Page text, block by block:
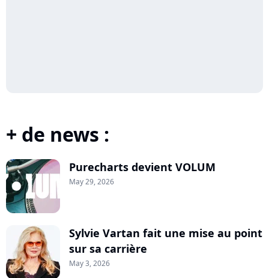
+ de news :
Purecharts devient VOLUM
May 29, 2026
Sylvie Vartan fait une mise au point
sur sa carrière
May 3, 2026